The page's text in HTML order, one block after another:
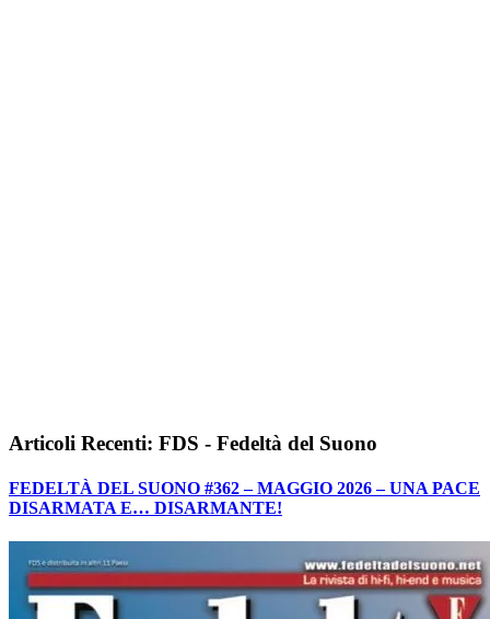
Articoli Recenti: FDS - Fedeltà del Suono
FEDELTÀ DEL SUONO #362 – MAGGIO 2026 – UNA PACE
DISARMATA E… DISARMANTE!